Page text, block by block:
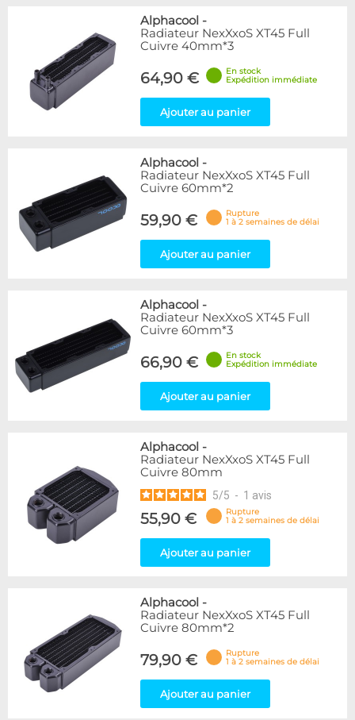
Alphacool -
Radiateur NexXxoS XT45 Full
Cuivre 40mm*3
64,90 €
En stock
Expédition immédiate
Ajouter au panier
Alphacool -
Radiateur NexXxoS XT45 Full
Cuivre 60mm*2
59,90 €
Rupture
1 à 2 semaines de délai
Ajouter au panier
Alphacool -
Radiateur NexXxoS XT45 Full
Cuivre 60mm*3
66,90 €
En stock
Expédition immédiate
Ajouter au panier
Alphacool -
Radiateur NexXxoS XT45 Full
Cuivre 80mm
5/5 - 1 avis
55,90 €
Rupture
1 à 2 semaines de délai
Ajouter au panier
Alphacool -
Radiateur NexXxoS XT45 Full
Cuivre 80mm*2
79,90 €
Rupture
1 à 2 semaines de délai
Ajouter au panier